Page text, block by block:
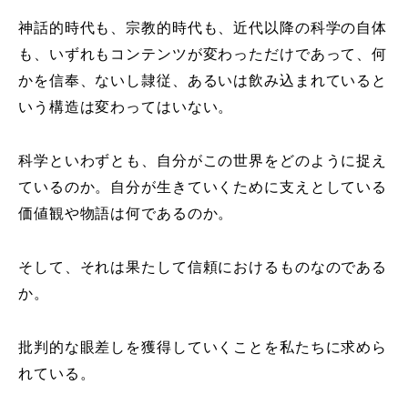
神話的時代も、宗教的時代も、近代以降の科学の自体
も、いずれもコンテンツが変わっただけであって、何
かを信奉、ないし隷従、あるいは飲み込まれていると
いう構造は変わってはいない。
科学といわずとも、自分がこの世界をどのように捉え
ているのか。自分が生きていくために支えとしている
価値観や物語は何であるのか。
そして、それは果たして信頼におけるものなのである
か。
批判的な眼差しを獲得していくことを私たちに求めら
れている。